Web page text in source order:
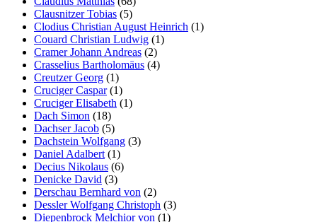
Clausnitzer Tobias (5)
Clodius Christian August Heinrich (1)
Couard Christian Ludwig (1)
Cramer Johann Andreas (2)
Crasselius Bartholomäus (4)
Creutzer Georg (1)
Cruciger Caspar(1)
Cruciger Elisabeth (1)
Dach Simon (18)
Dachser Jacob (5)
Dachstein Wolfgang (3)
Daniel Adalbert (1)
Decius Nikolaus (6)
Denicke David (3)
Derschau Bernhard von (2)
Dessler Wolfgang Christoph (3)
Diepenbrock Melchior von (1)